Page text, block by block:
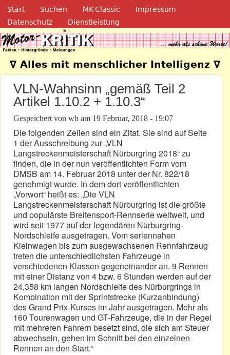
Direkt zum Inhalt
Navigation
Start Suchen MK-Classic
Impressum
Datenschutz
Dienstleistung
Motor-Kritik.de
∇ Alles mit menschlicher Intelligenz ∇
VLN-Wahnsinn „gemäß Teil 2
Artikel 1.10.2 + 1.10.3“
Gespeichert von wh am 19 Februar, 2018 - 19:07
Die folgenden Zeilen sind ein Zitat. Sie sind auf Seite
1 der Ausschreibung zur „VLN
Langstreckenmeisterschaft Nürburgring 2018“ zu
finden, die in der nun veröffentlichten Form vom
DMSB am 14. Februar 2018 unter der Nr. 822/18
genehmigt wurde. In dem dort veröffentlichten
„Vorwort“ heißt es: „Die VLN
Langstreckenmeisterschaft Nürburgring ist die größte
und populärste Breitensport-Rennserie weltweit, und
wird seit 1977 auf der legendären Nürburgring-
Nordschleife ausgetragen. Vom seriennahen
Kleinwagen bis zum ausgewachsenen Rennfahrzeug
treten die unterschiedlichsten Fahrzeuge in
verschiedenen Klassen gegeneinander an. 9 Rennen
mit einer Distanz von 4 bzw. 6 Stunden werden auf der
24,358 km langen Nordschleife des Nürburgrings in
Kombination mit der Sprintstrecke (Kurzanbindung)
des Grand Prix-Kurses im Jahr ausgetragen. Mehr als
160 Tourenwagen und GT-Fahrzeuge, die in der Regel
mit mehreren Fahrern besetzt sind, die sich am Steuer
abwechseln, gehen im Schnitt bei den einzelnen
Rennen an den Start.“